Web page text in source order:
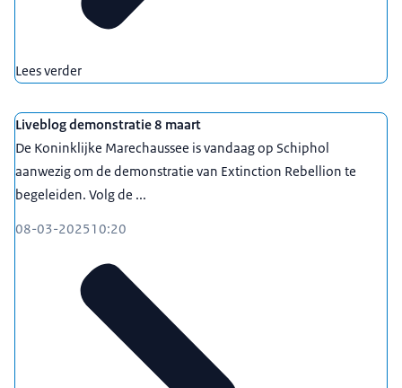
Lees verder
Liveblog demonstratie 8 maart
De Koninklijke Marechaussee is vandaag op Schiphol
aanwezig om de demonstratie van Extinction Rebellion te
begeleiden. Volg de ...
08-03-202510:20